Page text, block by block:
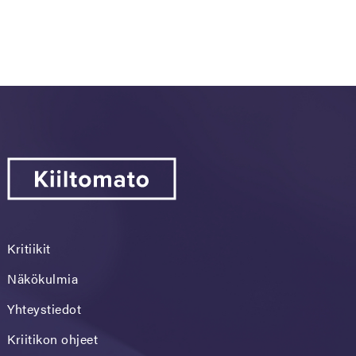
Kritiikit
Näkökulmia
Yhteystiedot
Kriitikon ohjeet